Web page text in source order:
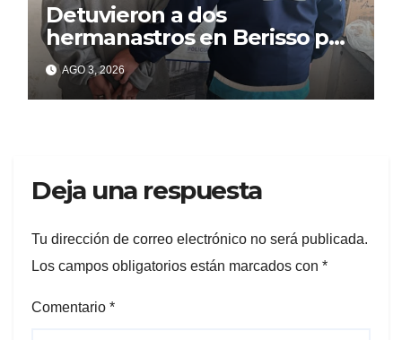
Detuvieron a dos
hermanastros en Berisso por
matar a puñaladas a un
tatuador
AGO 3, 2026
Deja una respuesta
Tu dirección de correo electrónico no será publicada.
Los campos obligatorios están marcados con *
Comentario *